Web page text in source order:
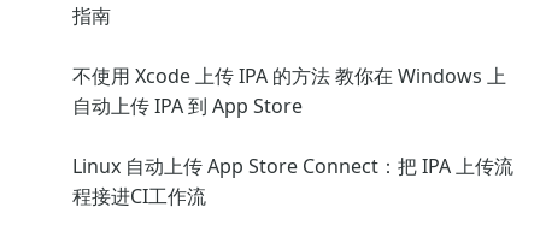
指南
不使用 Xcode 上传 IPA 的方法 教你在 Windows 上
自动上传 IPA 到 App Store
Linux 自动上传 App Store Connect：把 IPA 上传流
程接进CI工作流